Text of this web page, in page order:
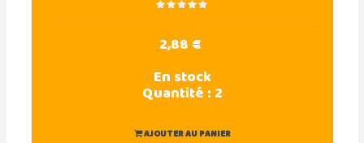
2,88 €
En stock
Quantité :2
AJOUTER AU PANIER